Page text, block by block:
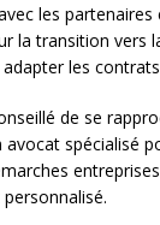
les
la transition vers
les
de se
spécialisé